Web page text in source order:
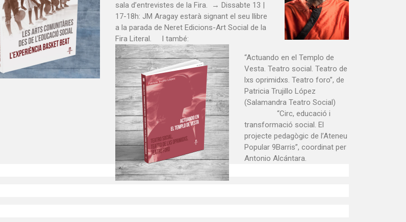
sala d’entrevistes de la Fira. → Dissabte 13 |
17-18h: JM Aragay estarà signant el seu llibre
a la parada de Neret Edicions-Art Social de la
Fira Literal. I també:
“Actuando en el Templo de
Vesta. Teatro social. Teatro de
lxs oprimidxs. Teatro foro”, de
Patricia Trujillo López
(Salamandra Teatro Social)
“Circ, educació i
transformació social. El
projecte pedagògic de l’Ateneu
Popular 9Barris”, coordinat per
Antonio Alcántara.